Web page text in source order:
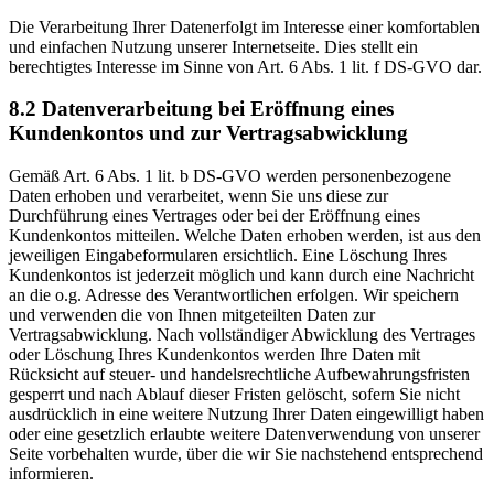
Die Verarbeitung Ihrer Datenerfolgt im Interesse einer komfortablen
und einfachen Nutzung unserer Internetseite. Dies stellt ein
berechtigtes Interesse im Sinne von Art. 6 Abs. 1 lit. f DS-GVO dar.
8.2 Datenverarbeitung bei Eröffnung eines
Kundenkontos und zur Vertragsabwicklung
Gemäß Art. 6 Abs. 1 lit. b DS-GVO werden personenbezogene
Daten erhoben und verarbeitet, wenn Sie uns diese zur
Durchführung eines Vertrages oder bei der Eröffnung eines
Kundenkontos mitteilen. Welche Daten erhoben werden, ist aus den
jeweiligen Eingabeformularen ersichtlich. Eine Löschung Ihres
Kundenkontos ist jederzeit möglich und kann durch eine Nachricht
an die o.g. Adresse des Verantwortlichen erfolgen. Wir speichern
und verwenden die von Ihnen mitgeteilten Daten zur
Vertragsabwicklung. Nach vollständiger Abwicklung des Vertrages
oder Löschung Ihres Kundenkontos werden Ihre Daten mit
Rücksicht auf steuer- und handelsrechtliche Aufbewahrungsfristen
gesperrt und nach Ablauf dieser Fristen gelöscht, sofern Sie nicht
ausdrücklich in eine weitere Nutzung Ihrer Daten eingewilligt haben
oder eine gesetzlich erlaubte weitere Datenverwendung von unserer
Seite vorbehalten wurde, über die wir Sie nachstehend entsprechend
informieren.